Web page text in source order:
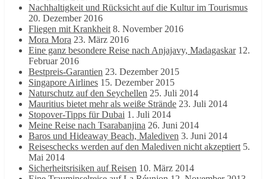
Nachhaltigkeit und Rücksicht auf die Kultur im Tourismus
20. Dezember 2016
Fliegen mit Krankheit 8. November 2016
Mora Mora 23. März 2016
Eine ganz besondere Reise nach Anjajavy, Madagaskar 12.
Februar 2016
Bestpreis-Garantien 23. Dezember 2015
Singapore Airlines 15. Dezember 2015
Naturschutz auf den Seychellen 25. Juli 2014
Mauritius bietet mehr als weiße Strände 23. Juli 2014
Stopover-Tipps für Dubai 1. Juli 2014
Meine Reise nach Tsarabanjina 26. Juni 2014
Baros und Hideaway Beach, Malediven 3. Juni 2014
Reiseschecks werden auf den Malediven nicht akzeptiert 5.
Mai 2014
Sicherheitsrisiken auf Reisen 10. März 2014